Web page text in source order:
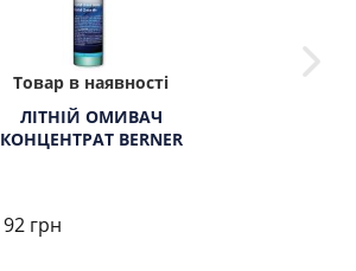
Товар в наявності
ЛІТНІЙ ОМИВАЧ
КОНЦЕНТРАТ BERNER
92 грн